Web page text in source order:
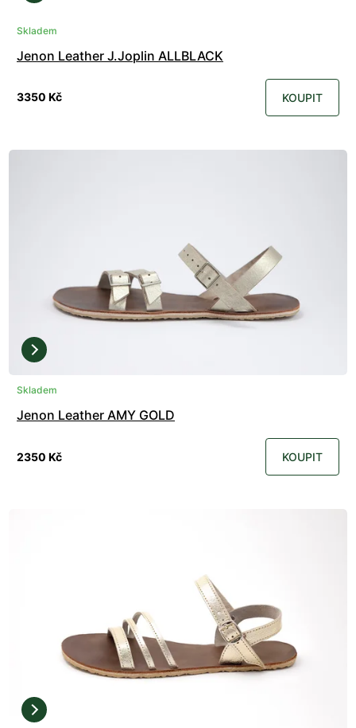
Skladem
Jenon Leather J.Joplin ALLBLACK
3350 Kč KOUPIT
Skladem
Jenon Leather AMY GOLD
2350 Kč KOUPIT